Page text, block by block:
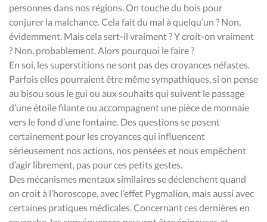
personnes dans nos régions. On touche du bois pour
conjurer la malchance. Cela fait du mal à quelqu’un ? Non,
évidemment. Mais cela sert-il vraiment ? Y croit-on vraiment
? Non, probablement. Alors pourquoi le faire ?
En soi, les superstitions ne sont pas des croyances néfastes.
Parfois elles pourraient être même sympathiques, si on pense
au bisou sous le gui ou aux souhaits qui suivent le passage
d’une étoile filante ou accompagnent une pièce de monnaie
vers le fond d’une fontaine. Des questions se posent
certainement pour les croyances qui influencent
sérieusement nos actions, nos pensées et nous empêchent
d’agir librement, pas pour ces petits gestes.
Des mécanismes mentaux similaires se déclenchent quand
on croit à l’horoscope, avec l’effet Pygmalion, mais aussi avec
certaines pratiques médicales. Concernant ces dernières en